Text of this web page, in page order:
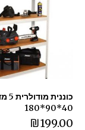
40*90*180
₪199.00